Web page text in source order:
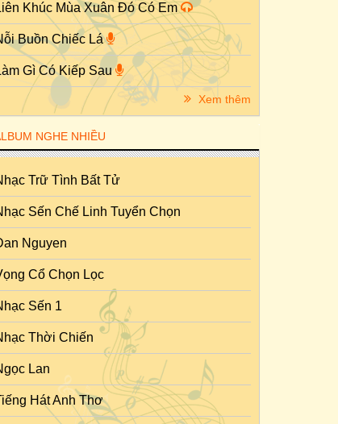
Khúc Mùa Xuân Đó Có Em
Buồn Chiếc Lá
Gì Có Kiếp Sau
Xem thêm
NGHE NHIỀU
Trữ Tình Bất Tử
Sến Chế Linh Tuyển Chọn
Nguyen
Cổ Chọn Lọc
Sến 1
Thời Chiến
Lan
Hát Anh Thơ